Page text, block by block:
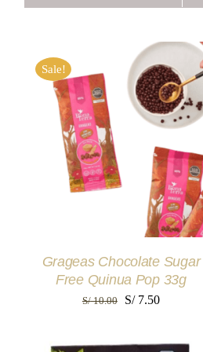
Sale!
AÑADIR AL CARRITO
QUICK VIEW
Grageas Chocolate Sugar
Free Quinua Pop 33g
S/10.00
El
original
S/7.50El
actual